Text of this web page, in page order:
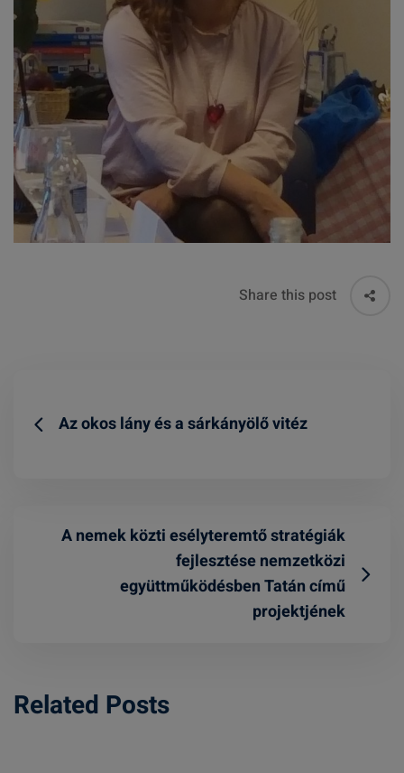
Share this post
Az okos lány és a sárkányölő vitéz
A nemek közti esélyteremtő stratégiák
fejlesztése nemzetközi
együttműködésben Tatán című
projektjének
Related Posts